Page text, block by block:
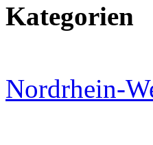
Kategorien
Nordrhein-